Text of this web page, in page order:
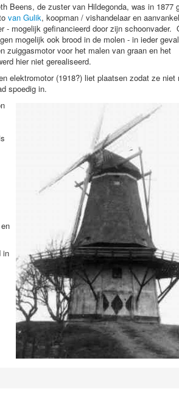
Beens, de zuster van Hildegonda, was in 1877
van Gulik, koopman / vishandelaar en
- mogelijk gefinancieerd door zijn schoonvader.
mogelijk ook brood in de molen - in ieder
zuiggasmotor voor het malen van graan en het
hier niet gerealiseerd.
elektromotor (1918?) liet plaatsen zodat ze niet
spoedig in.
in